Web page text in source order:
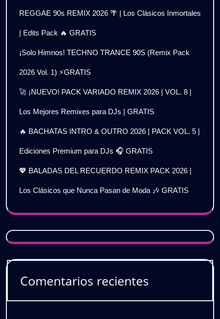
REGGAE 90s REMIX 2026 🌴 | Los Clásicos Inmortales
| Edits Pack 🔥 GRATIS
¡Solo Himnos! TECHNO TRANCE 90S (Remix Pack
2026 Vol. 1) ⚡GRATIS
🚀 ¡NUEVO! PACK VARIADO REMIX 2026 | VOL. 8 |
Los Mejores Remixes para DJs | GRATIS
🔥 BACHATAS INTRO & OUTRO 2026 | PACK VOL. 5 |
Ediciones Premium para DJs 🎧 GRATIS
💖 BALADAS DEL RECUERDO REMIX PACK 2026 |
Los Clásicos que Nunca Pasan de Moda 🎶 GRATIS
Comentarios recientes